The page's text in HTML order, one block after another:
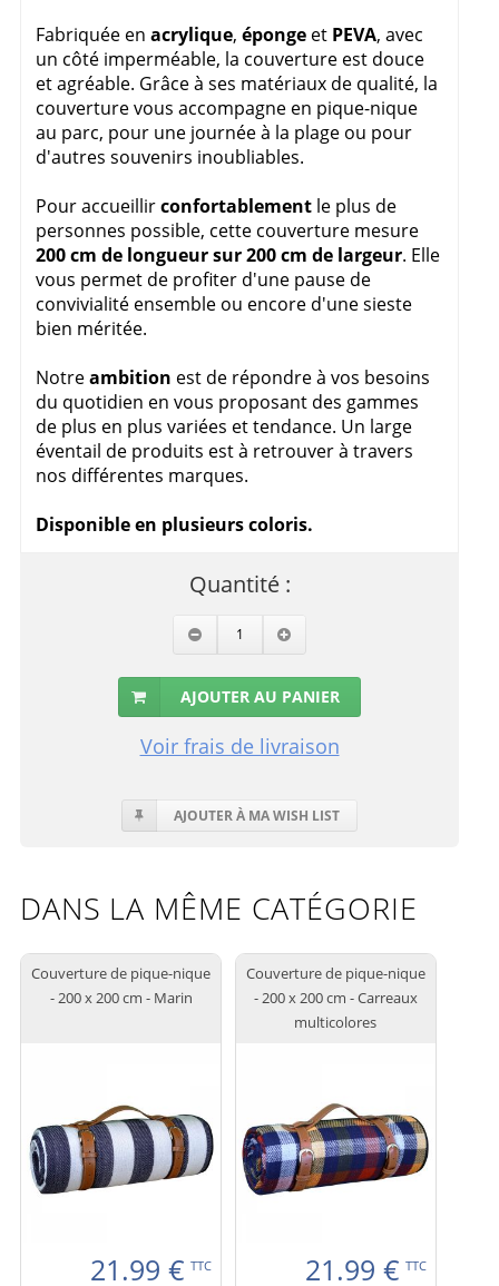
Fabriquée enacrylique,éponge et PEVA, avec
un côté imperméable, la couverture est douce
et agréable. Grâce à ses matériaux de qualité, la
couverture vous accompagne en pique-nique
au parc, pour une journée à la plage ou pour
d'autres souvenirs inoubliables.
Pour accueillirconfortablement le plus de
personnes possible, cette couverture mesure
200 cm de longueur sur 200 cm de largeur. Elle
vous permet de profiter d'une pause de
convivialité ensemble ou encore d'une sieste
bien méritée.
Notreambition est de répondre à vos besoins
du quotidien en vous proposant des gammes
de plus en plus variées et tendance. Un large
éventail de produits est à retrouver à travers
nos différentes marques.
Disponible en plusieurs coloris.
Quantité :
AJOUTER AU PANIER
Voir frais de livraison
AJOUTER À MA WISH LIST
DANS LA MÊME CATÉGORIE
Couverture de pique-nique
- 200 x 200 cm - Marin
21.99 € TTC
Couverture de pique-nique
- 200 x 200 cm - Carreaux
multicolores
21.99 € TTC